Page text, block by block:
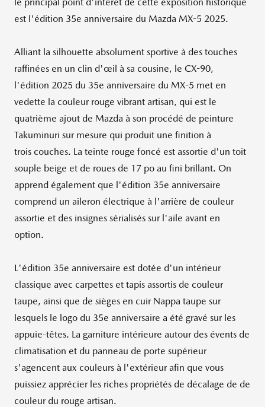
est l'édition 35e anniversaire du Mazda MX-5 2025.
Alliant la silhouette absolument sportive à des touches
raffinées en un clin d'œil à sa cousine, le CX-90,
l'édition 2025 du 35e anniversaire du MX-5 met en
vedette la couleur rouge vibrant artisan, qui est le
quatrième ajout de Mazda à son procédé de peinture
Takuminuri sur mesure qui produit une finition à
trois couches. La teinte rouge foncé est assortie d'un toit
souple beige et de roues de 17 po au fini brillant. On
apprend également que l'édition 35e anniversaire
comprend un aileron électrique à l'arrière de couleur
assortie et des insignes sérialisés sur l'aile avant en
option.
L'édition 35e anniversaire est dotée d'un intérieur
classique avec carpettes et tapis assortis de couleur
taupe, ainsi que de sièges en cuir Nappa taupe sur
lesquels le logo du 35e anniversaire a été gravé sur les
appuie-têtes. La garniture intérieure autour des évents de
climatisation et du panneau de porte supérieur
s'agencent aux couleurs à l'extérieur afin que vous
puissiez apprécier les riches propriétés de décalage de de
couleur du rouge artisan.